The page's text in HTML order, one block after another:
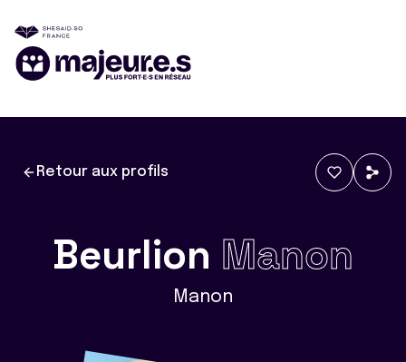
Retour aux profils
Beurlion Manon
Manon